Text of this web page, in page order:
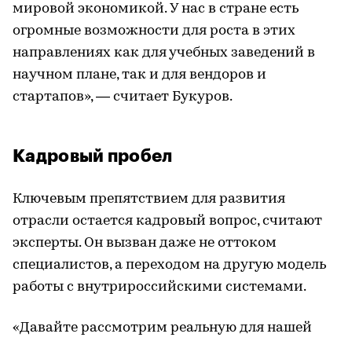
мировой экономикой. У нас в стране есть
огромные возможности для роста в этих
направлениях как для учебных заведений в
научном плане, так и для вендоров и
стартапов», — считает Букуров.
Кадровый пробел
Ключевым препятствием для развития
отрасли остается кадровый вопрос, считают
эксперты. Он вызван даже не оттоком
специалистов, а переходом на другую модель
работы с внутрироссийскими системами.
«Давайте рассмотрим реальную для нашей